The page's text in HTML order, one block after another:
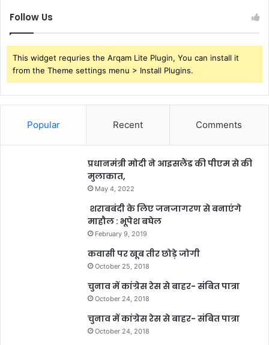
Follow Us
This widget requries the Arqam Lite Plugin, You can install it
from the Theme settings menu > Install Plugins.
Popular Recent Comments
प्रधानमंत्री मोदी ने आइसलैंड की पीएम से की
मुलाकात,
May 4, 2022
शराबबंदी के लिए जनजागरण से बनाएंगे
माहौल : भूपेश बघेल
February 9, 2019
कवासी पर खूब तीर छोड़े जोगी
October 25, 2018
चुनाव में कांग्रेस रेस से बाहर- संबित पात्रा
October 24, 2018
चुनाव में कांग्रेस रेस से बाहर- संबित पात्रा
October 24, 2018